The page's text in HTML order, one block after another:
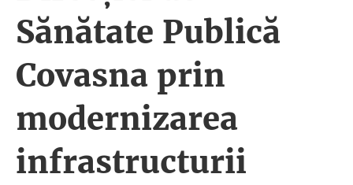
Sănătate Publică
Covasna prin
modernizarea
infrastructurii